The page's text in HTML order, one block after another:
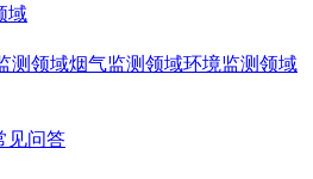
域
测领域烟气监测领域环境监测领域
见问答